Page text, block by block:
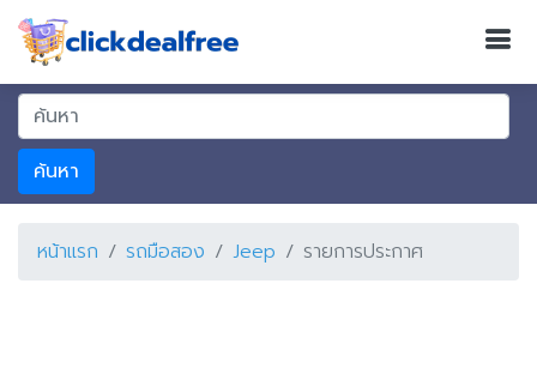
ค้นหา
หน้าแรก รถมือสอง Jeep รายการประกาศ